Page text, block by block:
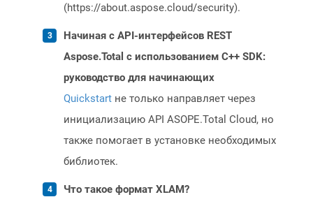
(https://about.aspose.cloud/security).
Начиная с API-интерфейсов REST
Aspose.Total с использованием C++ SDK:
руководство для начинающих
Quickstart не только направляет через
инициализацию API ASOPE.Total Cloud, но
также помогает в установке необходимых
библиотек.
Что такое формат XLAM?